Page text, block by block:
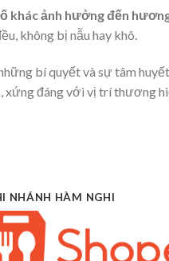
khác ảnh hưởng đến
không bị nẫu hay khô.
bí quyết và sự tâm
xứng đáng với vị trí thương
NHÁNH HÀM NGHI